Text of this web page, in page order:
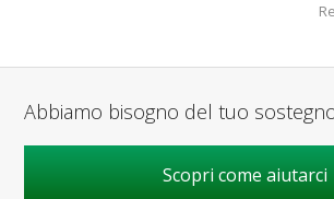
Abbiamo bisogno del tuo
Scopri come aiutarci